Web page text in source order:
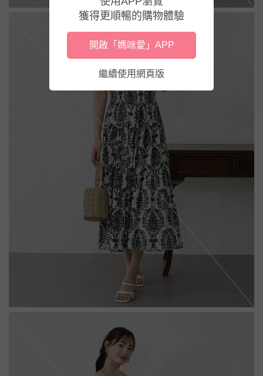
獲得更順暢的購物體驗
開啟「媽咪愛」APP
繼續使用網頁版